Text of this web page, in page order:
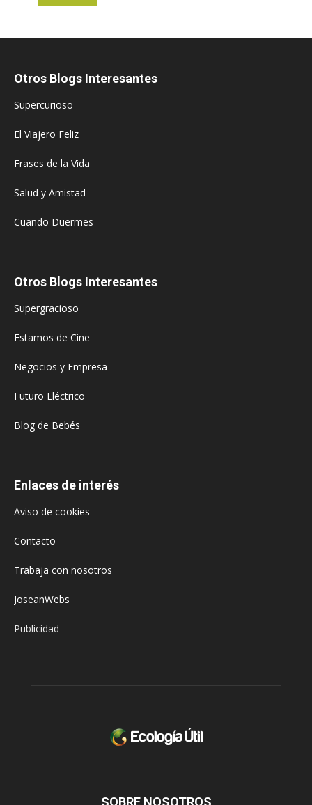
Otros Blogs Interesantes
Supercurioso
El Viajero Feliz
Frases de la Vida
Salud y Amistad
Cuando Duermes
Otros Blogs Interesantes
Supergracioso
Estamos de Cine
Negocios y Empresa
Futuro Eléctrico
Blog de Bebés
Enlaces de interés
Aviso de cookies
Contacto
Trabaja con nosotros
JoseanWebs
Publicidad
SOBRE NOSOTROS